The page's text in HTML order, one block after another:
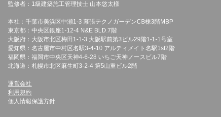
監修者：1級建築施工管理技士 山本悠太様
本社：千葉市美浜区中瀬1-3 幕張テクノガーデンCB棟3階MBP
東京都：中央区銀座1-12-4 N&E BLD.7階
大阪府：大阪市北区梅田1-1-3 大阪駅前第3ビル29階1-1-1号室
愛知県：名古屋市中村区名駅3-4-10 アルティメイト名駅1st2階
福岡県：福岡市中央区天神4-6-28 いちご天神ノースビル7階
北海道：札幌市北区麻生町3-2-4 第5山重ビル2階
運営会社
利用規約
個人情報保護方針